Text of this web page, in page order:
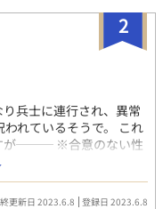
校生BLです。 平日は毎
2回青春BLカップにも
ろしくお願いいたしま
3年生。浮世離れした
く。マイペースをきわ
。だが出席日数が圧倒
しゅん) 高校3年生。2
サッカー部を退部し
に甘えたり頼ったりす
2
兵士に連行され、異常
れているそうで。 これ
が─── ※合意のない性
。 ※シリアス、迷子。 ※
更新日 2023.6.8 登録日 2023.6.8